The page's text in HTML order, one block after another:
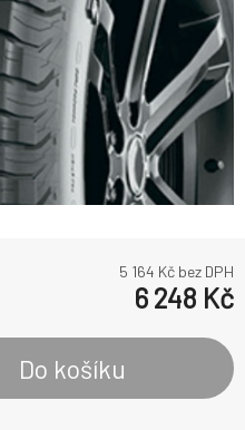
5 164 Kč bez DPH
6 248 Kč
Do košíku